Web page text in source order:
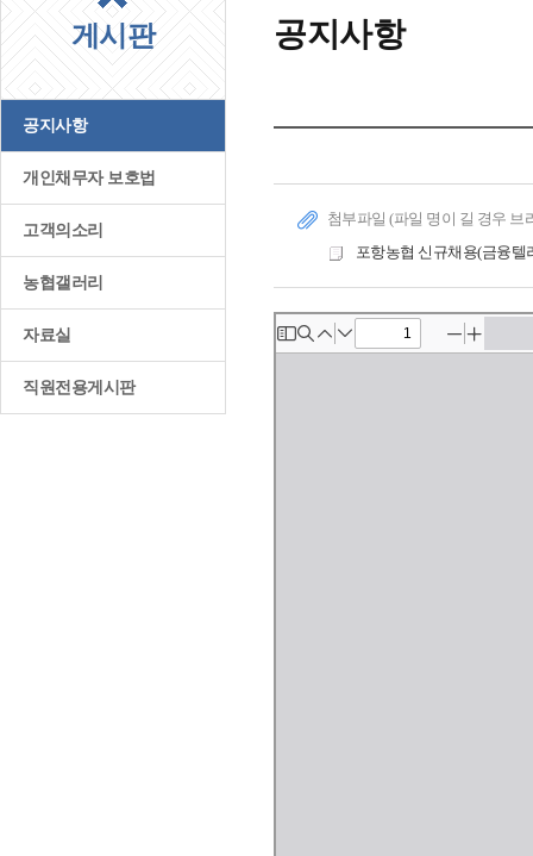
게시판
공지사항
개인채무자 보호법
고객의소리
농협갤러리
자료실
직원전용게시판
공지사항
첨부파일 (파일 명이 길 경우
포항농협 신규채용(금융텔